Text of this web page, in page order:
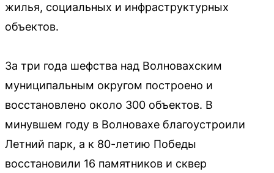
жилья, социальных и инфраструктурных
объектов.
За три года шефства над Волновахским
муниципальным округом построено и
восстановлено около 300 объектов. В
минувшем году в Волновахе благоустроили
Летний парк, а к 80-летию Победы
восстановили 16 памятников и сквер